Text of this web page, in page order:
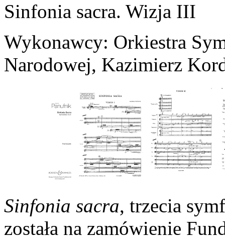
Sinfonia sacra. Wizja III
Wykonawcy: Orkiestra
Narodowej, Kazimierz
Sinfonia sacra, trzecia
została na zamówienie